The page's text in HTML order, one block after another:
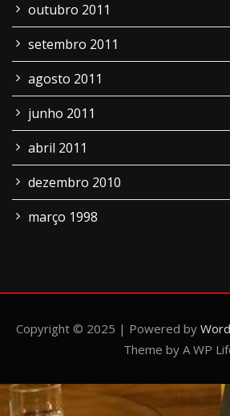
outubro 2011
setembro 2011
agosto 2011
junho 2011
abril 2011
dezembro 2010
março 1998
Copyright © 2025 | Powered by
Theme by A WP